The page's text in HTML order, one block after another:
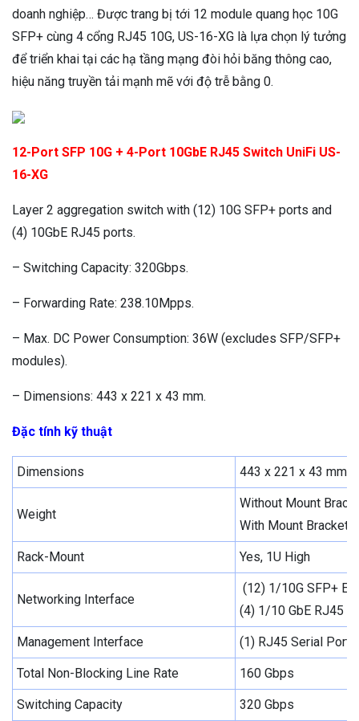
doanh nghiệp… Được trang bị tới 12 module quang học 10G
SFP+ cùng 4 cổng RJ45 10G, US-16-XG là lựa chọn lý tưởng
để triển khai tại các hạ tầng mạng đòi hỏi băng thông cao,
hiệu năng truyền tải mạnh mẽ với độ trễ bằng 0.
12-Port SFP 10G + 4-Port 10GbE RJ45 Switch UniFi US-
16-XG
Layer 2 aggregation switch with (12) 10G SFP+ ports and
(4) 10GbE RJ45 ports.
– Switching Capacity: 320Gbps.
– Forwarding Rate: 238.10Mpps.
– Max. DC Power Consumption: 36W (excludes SFP/SFP+
modules).
– Dimensions: 443 x 221 x 43 mm.
Đặc tính kỹ thuật
Dimensions 443 x 221 x 43 mm
Weight
Without Mount
With Mount
Rack-Mount Yes, 1U High
Networking Interface
(12) 1/10G SFP+
(4) 1/10 GbE RJ45
Management Interface (1) RJ45 Serial Port,
Total Non-Blocking Line Rate 160 Gbps
Switching Capacity 320 Gbps